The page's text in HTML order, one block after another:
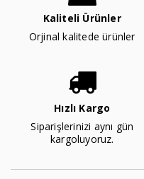
Kaliteli Ürünler
Orjinal kalitede ürünler
Hızlı Kargo
Siparişlerinizi aynı gün
kargoluyoruz.